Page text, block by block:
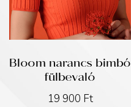
Bloom narancs bimbó
fülbevaló
19 900 Ft